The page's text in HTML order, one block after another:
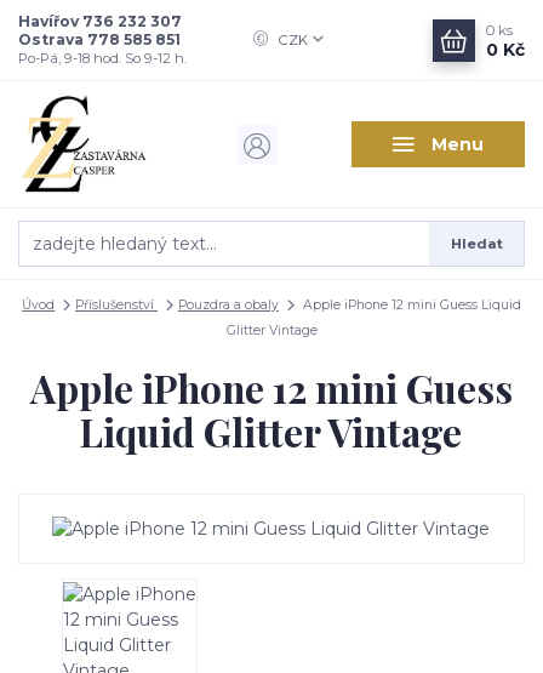
Menu
CZK
Hledat
Havířov 736 232 307
Ostrava 778 585 851
Po-Pá, 9-18 hod. So 9-12 h.
0 ks
0 Kč
Úvod Příslušenství Pouzdra a obaly
Apple iPhone 12 mini Guess Liquid
Glitter Vintage
Apple iPhone 12 mini Guess
Liquid Glitter Vintage